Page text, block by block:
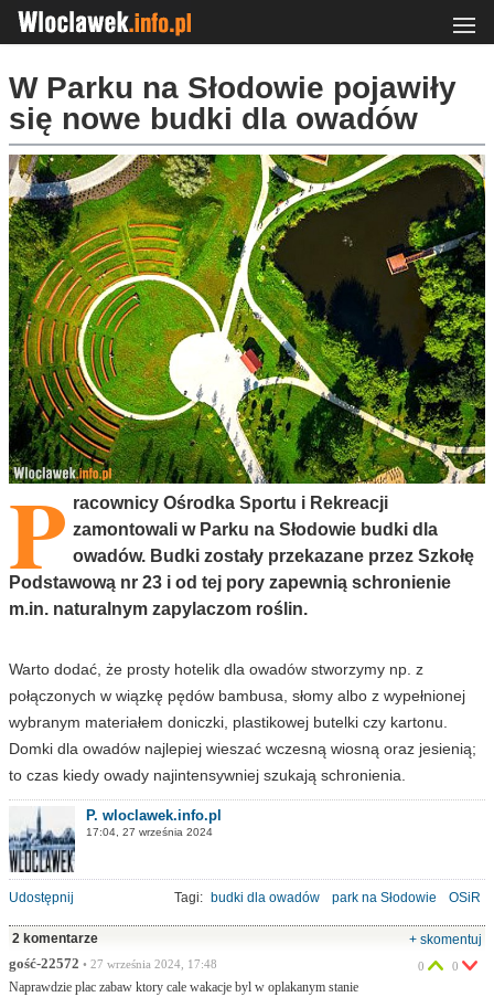
W Parku na Słodowie pojawiły
się nowe budki dla owadów
P racownicy Ośrodka Sportu i Rekreacji
zamontowali w Parku na Słodowie budki dla
owadów. Budki zostały przekazane przez Szkołę
Podstawową nr 23 i od tej pory zapewnią schronienie
m.in. naturalnym zapylaczom roślin.
Warto dodać, że prosty hotelik dla owadów stworzymy np. z
połączonych w wiązkę pędów bambusa, słomy albo z wypełnionej
wybranym materiałem doniczki, plastikowej butelki czy kartonu.
Domki dla owadów najlepiej wieszać wczesną wiosną oraz jesienią;
to czas kiedy owady najintensywniej szukają schronienia.
P. wloclawek.info.pl
17:04, 27 września 2024
Udostępnij Tagi: budki dla owadów park na Słodowie OSiR
2 komentarze
+ skomentuj
gość-22572 • 27 września 2024, 17:48
Naprawdzie plac zabaw ktory cale wakacje byl w oplakanym stanie
0 0